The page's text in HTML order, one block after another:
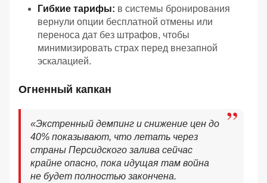
Гибкие тарифы: в системы бронирования
вернули опции бесплатной отмены или
переноса дат без штрафов, чтобы
минимизировать страх перед внезапной
эскалацией.
Огненный капкан
«Экстренный демпинг и снижение цен до
40% показывают, что летать через
страны Персидского залива сейчас
крайне опасно, пока идущая там война
не будет полностью закончена.